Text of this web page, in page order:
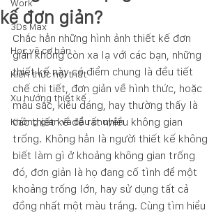
Work
3Ds Max
Học vẽ cơ bản
Kiến thức nội thất
Xu hướng thiết kế
Không gian và câu chuyện
kế đơn giản?
Chắc hẳn những hình ảnh thiết kế đơn
giản không còn xa lạ với các bạn, những
thiết kế này có điểm chung là đều tiết
chế chi tiết, đơn giản về hình thức, hoặc
màu sắc, kiểu dáng, hay thường thấy là
các thiết kế để rất nhiều không gian
trống. Không hẳn là người thiết kế không
biết làm gì ở khoảng không gian trống
đó, đơn giản là họ đang cố tình để một
khoảng trống lớn, hay sử dụng tất cả
đồng nhất một màu trắng. Cùng tìm hiểu